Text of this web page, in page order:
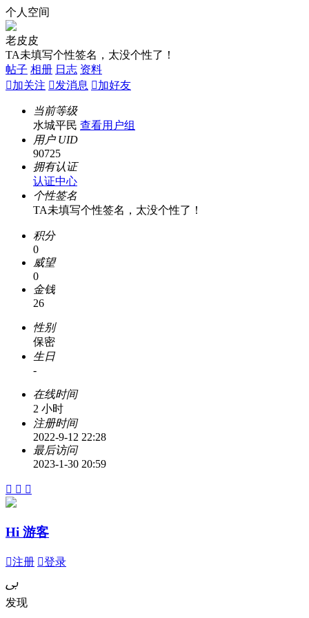
个人空间
老皮皮
TA未填写个性签名，太没个性了！
帖子 相册 日志 资料
加关注 发消息 加好友
当前等级
水城平民 查看用户组
用户 UID
90725
拥有认证
认证中心
个性签名
TA未填写个性签名，太没个性了！
积分
0
威望
0
金钱
26
性别
保密
生日
-
在线时间
2 小时
注册时间
2022-9-12 22:28
最后访问
2023-1-30 20:59
  
Hi 游客
注册 登录
ﰉ
发现